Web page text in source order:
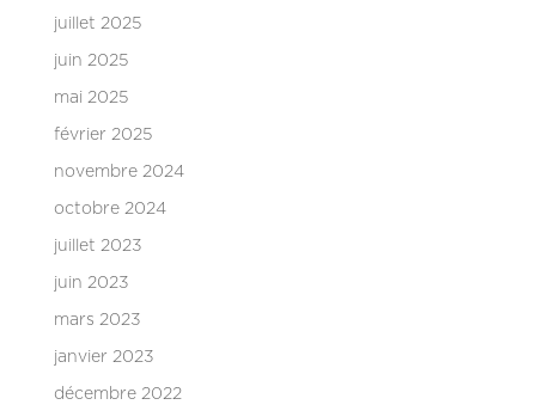
juillet 2025
juin 2025
mai 2025
février 2025
novembre 2024
octobre 2024
juillet 2023
juin 2023
mars 2023
janvier 2023
décembre 2022